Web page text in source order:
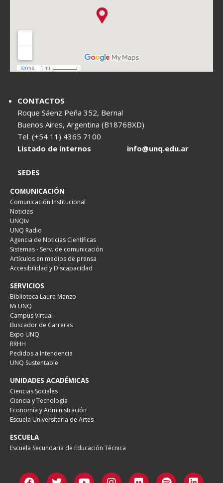
CONTACTOS
Roque Sáenz Peña 352, Bernal
Buenos Aires, Argentina (B1876BXD)
Tel. (+54 11) 4365 7100
Listado de internos
info@unq.edu.ar
SEDES
COMUNICACIÓN
Comunicación Institucional
Noticias
UNQtv
UNQ Radio
Agencia de Noticias Científicas
Sistemas - Serv. de comunicación
Artículos en medios de prensa
Accesibilidad y Discapacidad
SERVICIOS
Biblioteca Laura Manzo
Mi UNQ
Campus Virtual
Buscador de Carreras
Expo UNQ
RRHH
Pedidos a Intendencia
UNQ Sustentable
UNIDADES ACADÉMICAS
Ciencias Sociales
Ciencia y Tecnología
Economía y Administración
Escuela Universitaria de Artes
ESCUELA
Escuela Secundaria de Educación Técnica